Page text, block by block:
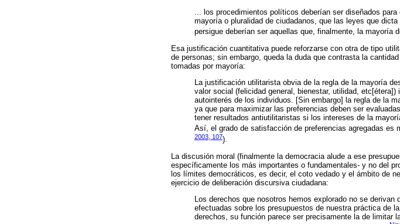
... los procedimientos políticos deberían ser diseñados
mayoría o pluralidad de ciudadanos, que las leyes que
persigue deberían ser aquellas que, finalmente, la mayoría
Esa justificación cuantitativa puede reforzarse con otra de tipo
de personas; sin embargo, queda la duda que contrasta la
tomadas por mayoría:
La justificación utilitarista obvia de la regla de la mayoría
valor social (felicidad general, bienestar, utilidad,
autointerés de los individuos. [Sin embargo] la regla de la
ya que para maximizar las preferencias deben ser
tener resultados antiutilitaristas si los intereses de la
Así, el grado de satisfacción de preferencias agregadas es
2003, 107).
La discusión moral (finalmente la democracia alude a ese
específicamente los más importantes o fundamentales- y no del
los límites democráticos, es decir, el coto vedado y el ámbito de
ejercicio de deliberación discursiva ciudadana:
Los derechos que nosotros hemos explorado no se
efectuadas sobre los presupuestos de nuestra práctica de
derechos, su función parece ser precisamente la de limitar